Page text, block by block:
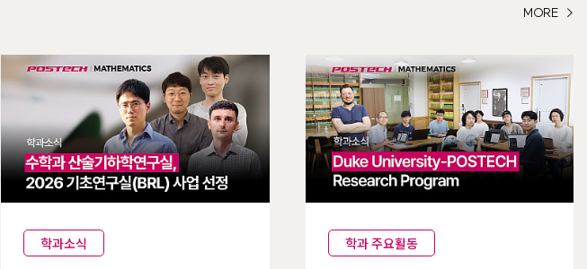
MORE >
학과소식 학과 주요활동